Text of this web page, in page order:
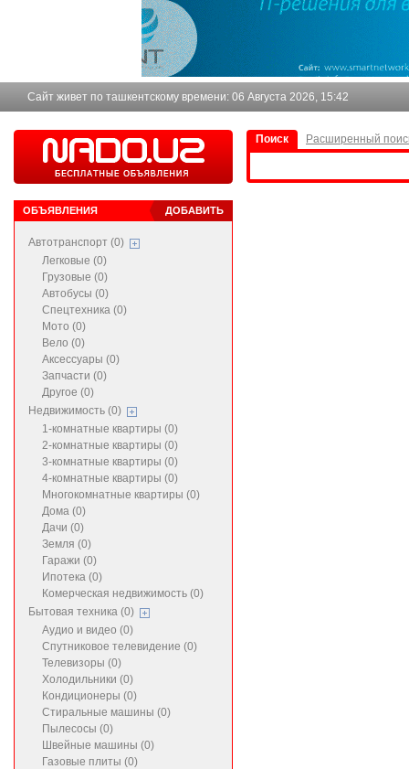
Сайт живет по ташкентскому времени: 06 Августа 2026, 15:42
ДОБАВИТЬ
ОБЪЯВЛЕНИЯ
Автотранспорт (0)
Легковые (0)
Грузовые (0)
Автобусы (0)
Спецтехника (0)
Мото (0)
Вело (0)
Аксессуары (0)
Запчасти (0)
Другое (0)
Недвижимость (0)
1-комнатные квартиры (0)
2-комнатные квартиры (0)
3-комнатные квартиры (0)
4-комнатные квартиры (0)
Многокомнатные квартиры (0)
Дома (0)
Дачи (0)
Земля (0)
Гаражи (0)
Ипотека (0)
Комерческая недвижимость (0)
Бытовая техника (0)
Аудио и видео (0)
Спутниковое телевидение (0)
Телевизоры (0)
Холодильники (0)
Кондиционеры (0)
Стиральные машины (0)
Пылесосы (0)
Швейные машины (0)
Газовые плиты (0)
Поиск Расширенный